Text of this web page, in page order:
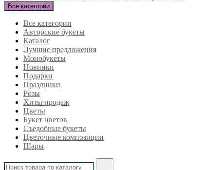
Все категории
Все категории
Авторские букеты
Каталог
Лучшие предложения
Монобукеты
Новинки
Подарки
Праздники
Розы
Хиты продаж
Цветы
Букет цветов
Съедобные букеты
Цветочные композиции
Шары